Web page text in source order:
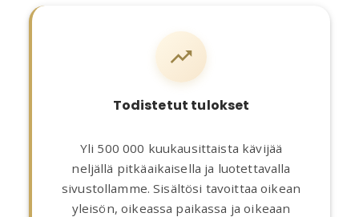
Todistetut tulokset
Yli 500 000 kuukausittaista kävijää
neljällä pitkäaikaisella ja luotettavalla
sivustollamme. Sisältösi tavoittaa oikean
yleisön, oikeassa paikassa ja oikeaan